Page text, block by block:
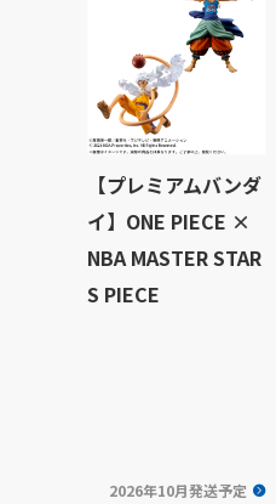
【プレミアムバンダ
イ】ONE PIECE ×
NBA MASTER STAR
S PIECE
2026年10月発送予定